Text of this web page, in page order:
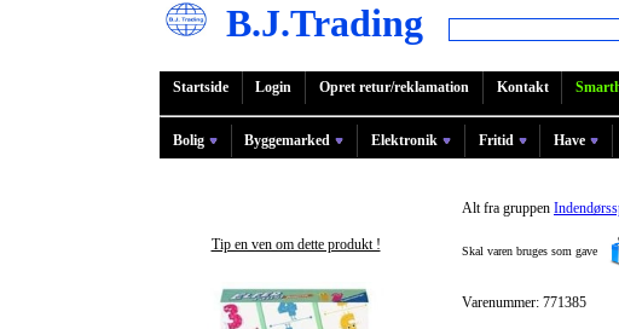
B.J.Trading
Startside Login Opret retur/reklamation Kontakt
Bolig Byggemarked Elektronik Fritid Have
Tip en ven om dette produkt !
Alt fra gruppen
Skal varen bruges som gave
Varenummer: 771385